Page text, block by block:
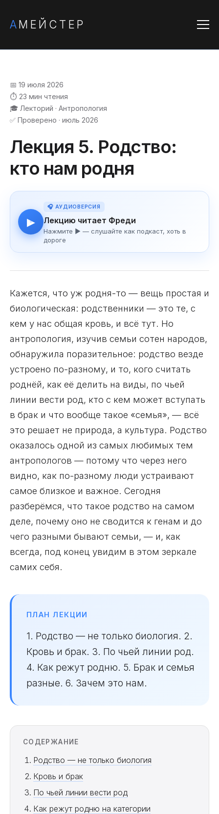
АМЕЙСТЕР
📅 19 июля 2026
⏱️ 23 мин чтения
🎓 Лекторий · Антропология
✅ Проверено · июль 2026
Лекция 5. Родство:
кто нам родня
▶
🎧 АУДИОВЕРСИЯ
Лекцию читает Фреди
Нажмите ▶ — слушайте как подкаст, хоть в
дороге
Кажется, что уж родня-то — вещь простая и
биологическая: родственники — это те, с
кем у нас общая кровь, и всё тут. Но
антропология, изучив семьи сотен народов,
обнаружила поразительное: родство везде
устроено по-разному, и то, кого считать
роднёй, как её делить на виды, по чьей
линии вести род, кто с кем может вступать
в брак и что вообще такое «семья», — всё
это решает не природа, а культура. Родство
оказалось одной из самых любимых тем
антропологов — потому что через него
видно, как по-разному люди устраивают
самое близкое и важное. Сегодня
разберёмся, что такое родство на самом
деле, почему оно не сводится к генам и до
чего разными бывают семьи, — и, как
всегда, под конец увидим в этом зеркале
самих себя.
ПЛАН ЛЕКЦИИ
1. Родство — не только биология. 2.
Кровь и брак. 3. По чьей линии род.
4. Как режут родню. 5. Брак и семья
разные. 6. Зачем это нам.
СОДЕРЖАНИЕ
Родство — не только биология
Кровь и брак
По чьей линии вести род
Как режут родню на категории